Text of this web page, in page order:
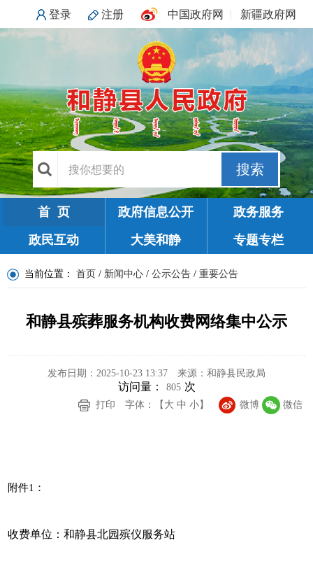
登录 注册 中国政府网 新疆政府网
搜索
首 页 政府信息公开
政务服务
政民互动
大美和静 专题专栏
当前位置： 首页 / 新闻中心 / 公示公告 / 重要公告
和静县殡葬服务机构收费网络集中公示
发布日期：2025-10-23 13:37 来源：和静县民政局
访问量： 805 次
打印 字体：【 大 中 小】 微博 微信
附件1 ：
收费单位：和静县北园殡仪服务站